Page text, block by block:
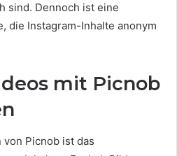
sind. Dennoch ist eine
die Instagram-Inhalte anonym
mit Picnob
Picnob ist das